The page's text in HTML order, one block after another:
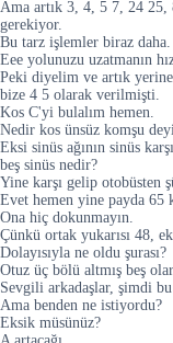
Ama artık 3, 4, 5 7, 24
gerekiyor.
Bu tarz işlemler biraz daha.
Eee yolunuzu uzatmanın
Peki diyelim ve artık
bize 4 5 olarak verilmişti.
Kos C'yi bulalım hemen.
Nedir kos ünsüz komşu
Eksi sinüs ağının sinüs
beş sinüs nedir?
Yine karşı gelip otobüsten
Evet hemen yine payda 65
Ona hiç dokunmayın.
Çünkü ortak yukarısı 48,
Dolayısıyla ne oldu şurası?
Otuz üç bölü altmış beş
Sevgili arkadaşlar, şimdi
Ama benden ne istiyordu?
Eksik müsünüz?